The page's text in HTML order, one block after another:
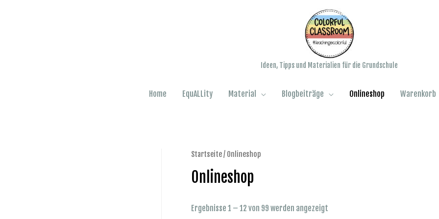
Ideen, Tipps und Materialien für die Grundschule
Home EquALLity Material Blogbeiträge Onlineshop Warenkorb
Startseite/ Onlineshop
Onlineshop
Ergebnisse 1 – 12 von 99 werden angezeigt